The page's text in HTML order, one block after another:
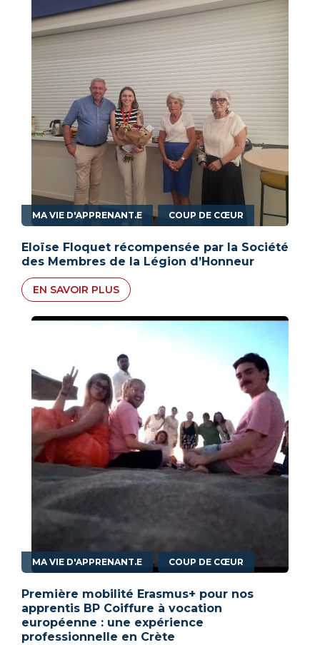
MA VIE D'APPRENANT.E , COUP DE CŒUR
Eloïse Floquet récompensée par la Société
des Membres de la Légion d’Honneur
EN SAVOIR PLUS
MA VIE D'APPRENANT.E , COUP DE CŒUR
Première mobilité Erasmus+ pour nos
apprentis BP Coiffure à vocation
européenne : une expérience
professionnelle en Crète